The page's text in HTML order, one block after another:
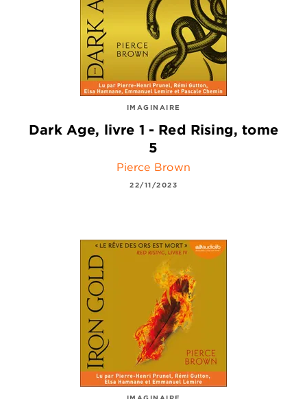
IMAGINAIRE
Dark Age, livre 1 - Red Rising, tome
5
Pierce Brown
22/11/2023